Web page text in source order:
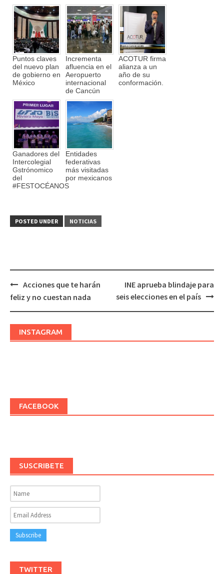
Puntos claves
del nuevo plan
de gobierno en
México
Incrementa
afluencia en el
Aeropuerto
internacional
de Cancún
ACOTUR firma
alianza a un
año de su
conformación.
Ganadores del
Intercolegial
Gstrónomico
del
#FESTOCÉANOS
Entidades
federativas
más visitadas
por mexicanos
POSTED UNDER NOTICIAS
Post
navigation
Acciones que te harán
feliz y no cuestan nada
INE aprueba blindaje para
seis elecciones en el país
INSTAGRAM
FACEBOOK
SUSCRIBETE
TWITTER